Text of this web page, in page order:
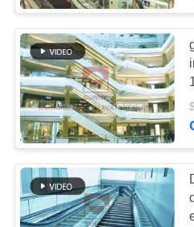
PRIVACY
POLICY
Elevador